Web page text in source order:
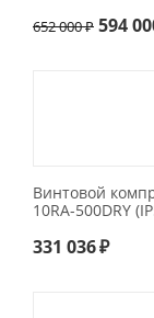
652 000₽ 594
Винтовой
10RA-500DRY
331 036₽